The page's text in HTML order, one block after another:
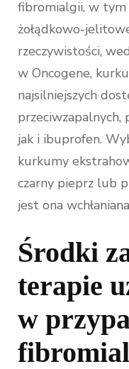
fibromialgii, w tym
żołądkowo-
rzeczywistości,
w Oncogene,
najsilniejszych
przeciwzapalnych,
jak i ibuprofen.
kurkumy
czarny pieprz lub
jest ona
Środki
terapie
w